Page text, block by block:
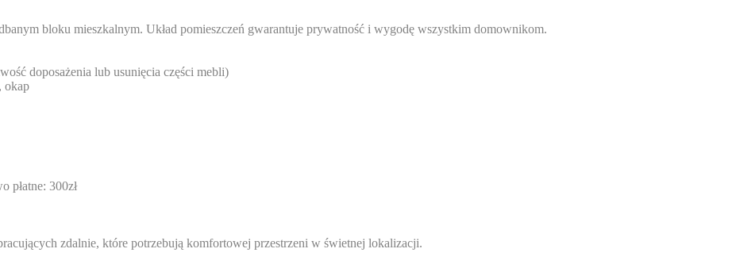
bloku mieszkalnym. Układ pomieszczeń gwarantuje prywatność i wygodę wszystkim domownikom.
doposażenia lub usunięcia części mebli)
okap
płatne: 300zł
zdalnie, które potrzebują komfortowej przestrzeni w świetnej lokalizacji.